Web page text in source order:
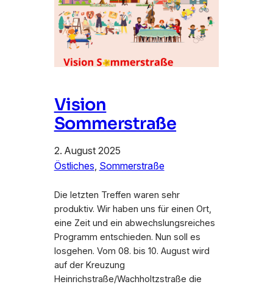
Vision
Sommerstraße
2. August 2025
Östliches, Sommerstraße
Die letzten Treffen waren sehr
produktiv. Wir haben uns für einen Ort,
eine Zeit und ein abwechslungsreiches
Programm entschieden. Nun soll es
losgehen. Vom 08. bis 10. August wird
auf der Kreuzung
Heinrichstraße/Wachholtzstraße die